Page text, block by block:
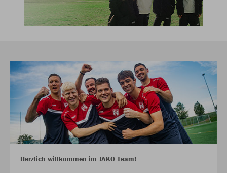
Herzlich willkommen im JAKO Team!